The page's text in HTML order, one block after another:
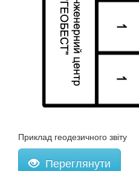
Приклад геодезичного звіту
Переглянути